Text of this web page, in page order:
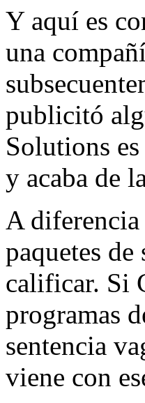
Y aquí es
una
publicitó
Solutions
y acaba de
A
paquetes
calificar. Si
programas
sentencia
viene con